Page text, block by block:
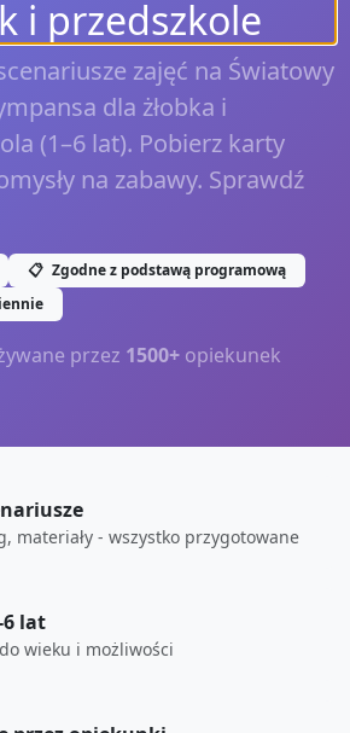
i przedszkole
zajęć na Światowy
dla żłobka i
(1–6 lat). Pobierz karty
na zabawy. Sprawdź
📋 Zgodne z podstawą programową
przez 1500+ opiekunek
materiały - wszystko przygotowane
6 lat
wieku i możliwości